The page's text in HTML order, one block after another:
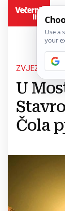
ZVJEZDANO
U
Čola